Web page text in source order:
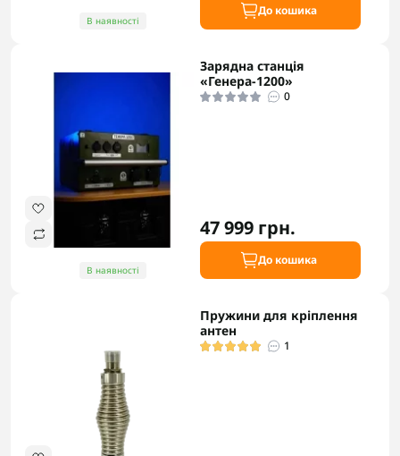
В наявності
До кошика
В наявності
Зарядна станція
«Генера-1200»
0
47 999 грн.
До кошика
Пружини для кріплення
антен
1